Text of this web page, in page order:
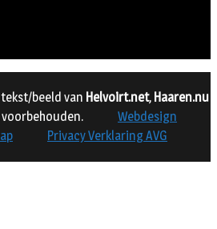
beeld van Helvoirt.net, Haaren.nu
Webdesign
Privacy Verklaring AVG